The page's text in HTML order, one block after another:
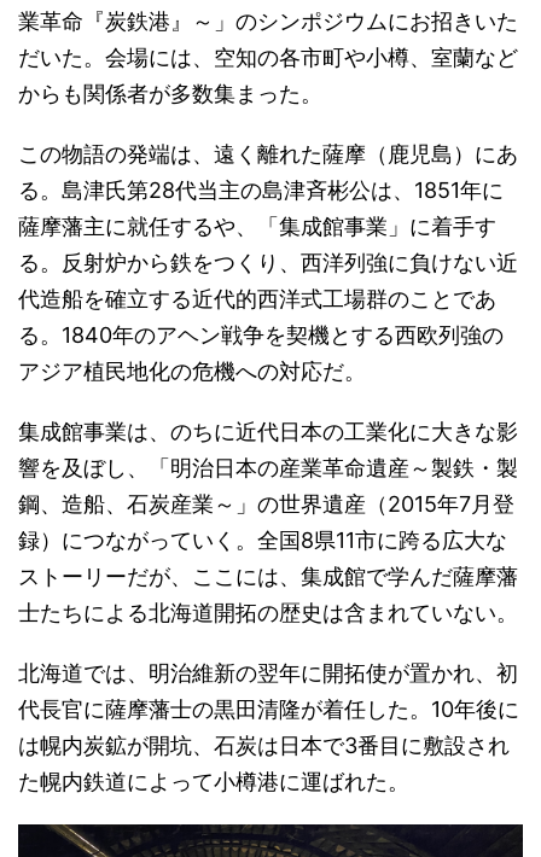
業革命『炭鉄港』～」のシンポジウムにお招きいた
だいた。会場には、空知の各市町や小樽、室蘭など
からも関係者が多数集まった。
この物語の発端は、遠く離れた薩摩（鹿児島）にあ
る。島津氏第28代当主の島津斉彬公は、1851年に
薩摩藩主に就任するや、「集成館事業」に着手す
る。反射炉から鉄をつくり、西洋列強に負けない近
代造船を確立する近代的西洋式工場群のことであ
る。1840年のアヘン戦争を契機とする西欧列強の
アジア植民地化の危機への対応だ。
集成館事業は、のちに近代日本の工業化に大きな影
響を及ぼし、「明治日本の産業革命遺産～製鉄・製
鋼、造船、石炭産業～」の世界遺産（2015年7月登
録）につながっていく。全国8県11市に跨る広大な
ストーリーだが、ここには、集成館で学んだ薩摩藩
士たちによる北海道開拓の歴史は含まれていない。
北海道では、明治維新の翌年に開拓使が置かれ、初
代長官に薩摩藩士の黒田清隆が着任した。10年後に
は幌内炭鉱が開坑、石炭は日本で3番目に敷設され
た幌内鉄道によって小樽港に運ばれた。